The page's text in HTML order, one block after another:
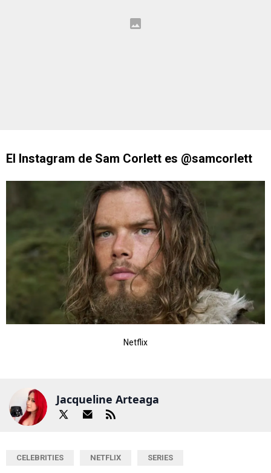
El Instagram de Sam Corlett es @samcorlett
Netflix
Jacqueline Arteaga
CELEBRITIES NETFLIX SERIES